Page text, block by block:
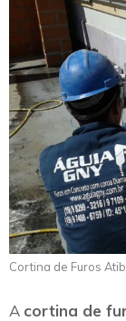
Cortina de Furos
A cortina de